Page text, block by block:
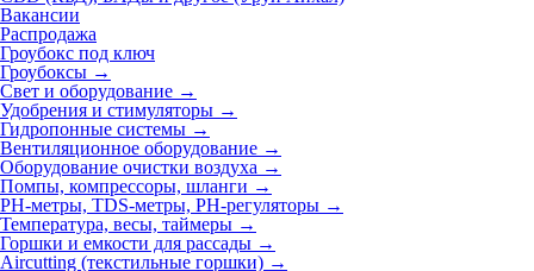
Вакансии
Распродажа
Гроубокс под ключ
Гроубоксы →
Свет и оборудование →
Удобрения и стимуляторы →
Гидропонные системы →
Вентиляционное оборудование →
Оборудование очистки воздуха →
Помпы, компрессоры, шланги →
РН-метры, TDS-метры, РН-регуляторы →
Температура, весы, таймеры →
Горшки и емкости для рассады →
Aircutting (текстильные горшки) →